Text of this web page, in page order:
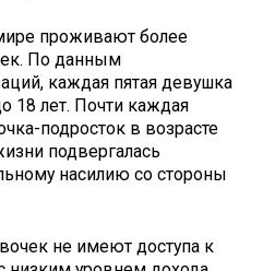
проживают более
По данным
каждая пятая девушка
18 лет. Почти каждая
подросток в возрасте
подвергалась
насилию со стороны
не имеют доступа к